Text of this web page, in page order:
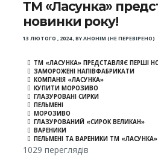
ТМ «Ласунка»
новинки року!
13 ЛЮТОГО , 2024,BYАНОНІМ (НЕ ПЕРЕВІРЕНО)
ТМ «ЛАСУНКА» ПРЕДСТАВЛЯЄ ПЕРШІ
ЗАМОРОЖЕНІ НАПІВФАБРИКАТИ
КОМПАНІЯ «ЛАСУНКА»
КУПИТИ МОРОЗИВО
ГЛАЗУРОВАНІ СИРКИ
ПЕЛЬМЕНІ
МОРОЗИВО
ГЛАЗУРОВАНИЙ «СИРОК ВЕЛИКАН»
ВАРЕНИКИ
ПЕЛЬМЕНІ ТА ВАРЕНИКИ ТМ «ЛАСУНКА»
1029 переглядів